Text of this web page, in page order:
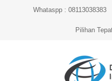
Whataspp : 08113038383
Pilihan